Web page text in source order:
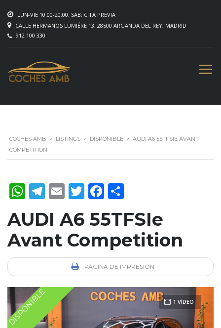
LUN-VIE 10:00-20:00, SAB: CITA PREVIA
CALLE HERMANOS LUMIÉRE 13, 28500 ARGANDA DEL REY, MADRID
912 100 330
COCHES AMB > LISTINGS > DISPONIBLE > AUDI A6 55TFSIE AVANT
COMPETITION
WhatsApp
Telegram
EmailTwitterFacebook
AUDI A6 55TFSIe
Avant Competition
PÁGINA DE IMPRESIÓN
1 VÍDEO
DISPONIBLE